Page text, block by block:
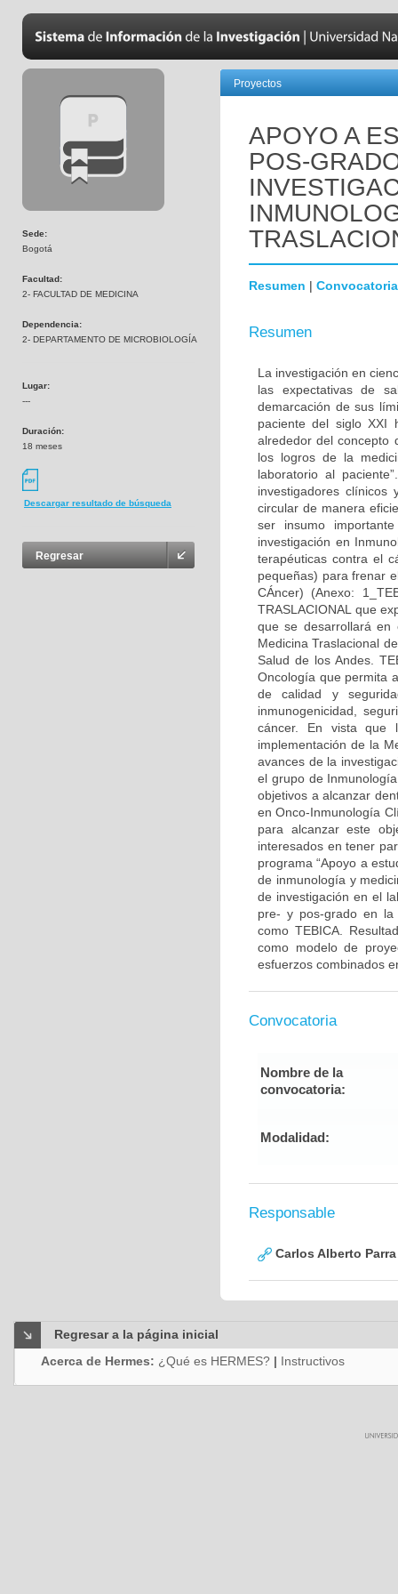
Sede:
Bogotá
Facultad:
2- FACULTAD DE MEDICINA
Dependencia:
2- DEPARTAMENTO DE MICROBIOLOGÍA
Lugar:
---
Duración:
18 meses
Descargar resultado de búsqueda
Regresar
Proyectos
APOYO A
POS-
Resumen | Convocatoria
Resumen
La investigación en
las expectativas de
demarcación de sus
paciente del siglo XXI
alrededor del concepto
los logros de la
laboratorio al
investigadores
circular de manera
ser insumo
investigación en
terapéuticas contra el
pequeñas) para frenar
CÁncer) (Anexo:
TRASLACIONAL que
que se desarrollará
Medicina Traslacional
Salud de los Andes.
Oncología que permita
de calidad y
inmunogenicidad,
cáncer. En vista que
implementación de la
avances de la
el grupo de
objetivos a alcanzar
en Onco-Inmunología
para alcanzar este
interesados en tener
programa “Apoyo a
de inmunología y
de investigación en el
pre- y pos-grado en la
como TEBICA.
como modelo de
esfuerzos combinados
Convocatoria
Nombre de la
convocatoria:
Modalidad:
Responsable
Carlos Alberto
Regresar a la página inicial
Acerca de Hermes: ¿Qué es HERMES? | Instructivos